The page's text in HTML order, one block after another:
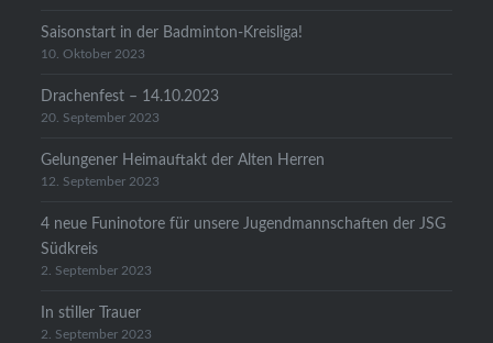
Saisonstart in der Badminton-Kreisliga!
10. Oktober 2023
Drachenfest – 14.10.2023
20. September 2023
Gelungener Heimauftakt der Alten Herren
12. September 2023
4 neue Funinotore für unsere Jugendmannschaften der JSG
Südkreis
2. September 2023
In stiller Trauer
2. September 2023